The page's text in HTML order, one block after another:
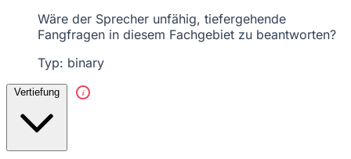
Wäre der Sprecher unfähig, tiefergehende
Fangfragen in diesem Fachgebiet zu beantworten?
Typ: binary
Vertiefung i